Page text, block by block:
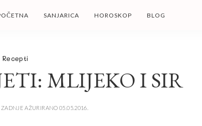
SANJARICA HOROSKOP BLOG
Recepti
MLIJEKO I SIR
ZADNJE AŽURIRANO 05.05.2016.